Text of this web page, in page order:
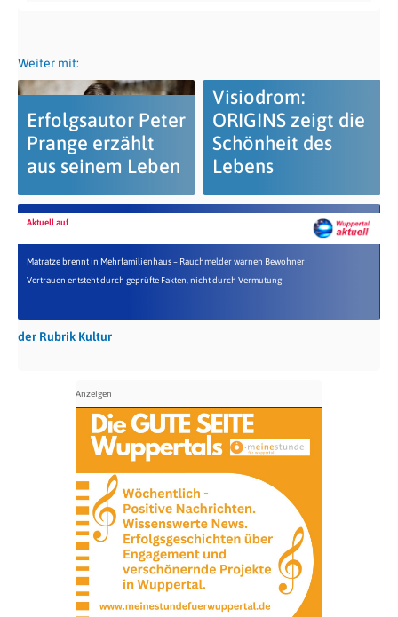
Weiter mit:
Erfolgsautor Peter
Prange erzählt
aus seinem Leben
Visiodrom:
ORIGINS zeigt die
Schönheit des
Lebens
Aktuell auf
Matratze brennt in Mehrfamilienhaus – Rauchmelder warnen Bewohner
Vertrauen entsteht durch geprüfte Fakten, nicht durch Vermutung
der Rubrik Kultur